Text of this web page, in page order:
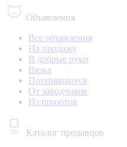
Объявления
Все объявления
На продажу
В добрые руки
Вязка
Потерявшиеся
От заводчиков
Из приютов
Каталог продавцов